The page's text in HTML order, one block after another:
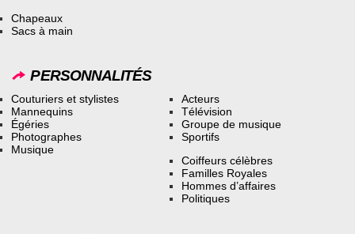
Chapeaux
Sacs à main
PERSONNALITÉS
Couturiers et stylistes
Mannequins
Égéries
Photographes
Musique
Acteurs
Télévision
Groupe de musique
Sportifs
Coiffeurs célèbres
Familles Royales
Hommes d’affaires
Politiques